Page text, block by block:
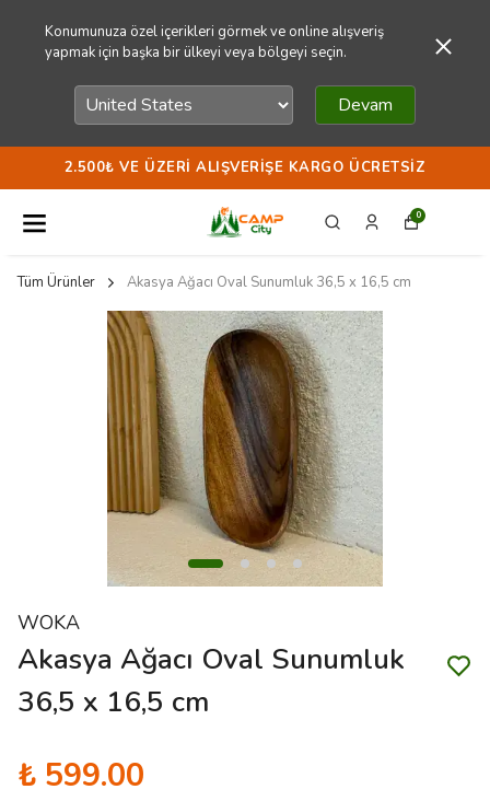
Konumunuza özel içerikleri görmek ve online alışveriş
yapmak için başka bir ülkeyi veya bölgeyi seçin.
Devam
2.500₺ VE ÜZERI ALIŞVERIŞE KARGO ÜCRETSIZ
0
Tüm Ürünler Akasya Ağacı Oval Sunumluk 36,5 x 16,5 cm
WOKA
Akasya Ağacı Oval Sunumluk
36,5 x 16,5 cm
₺ 599.00